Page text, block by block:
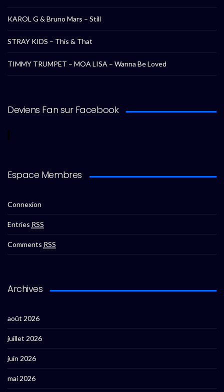
KAROL G & Bruno Mars – Still
STRAY KIDS – This & That
TIMMY TRUMPET – MOA LISA – Wanna Be Loved
Deviens Fan sur Facebook
Espace Membres
Connexion
Entries RSS
Comments RSS
Archives
août 2026
juillet 2026
juin 2026
mai 2026